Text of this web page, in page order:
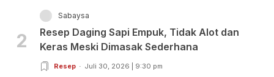
2
Sabaysa
Resep Daging Sapi Empuk, Tidak Alot dan
Keras Meski Dimasak Sederhana
Resep Juli 30, 2026 | 9:30 pm